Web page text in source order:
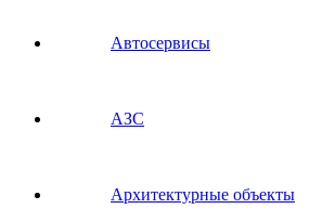
Автосервисы
АЗС
Архитектурные объекты